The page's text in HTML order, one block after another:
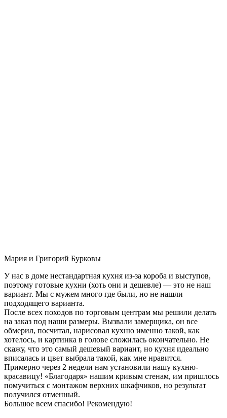
Мария и Григорий Бурковы
У нас в доме нестандартная кухня из-за короба и выступов,
поэтому готовые кухни (хоть они и дешевле) — это не наш
вариант. Мы с мужем много где были, но не нашли
подходящего варианта.
После всех походов по торговым центрам мы решили делать
на заказ под наши размеры. Вызвали замерщика, он все
обмерил, посчитал, нарисовал кухню именно такой, как
хотелось, и картинка в голове сложилась окончательно. Не
скажу, что это самый дешевый вариант, но кухня идеально
вписалась и цвет выбрала такой, как мне нравится.
Примерно через 2 недели нам установили нашу кухню-
красавицу! «Благодаря» нашим кривым стенам, им пришлось
помучиться с монтажом верхних шкафчиков, но результат
получился отменный.
Большое всем спасибо! Рекомендую!